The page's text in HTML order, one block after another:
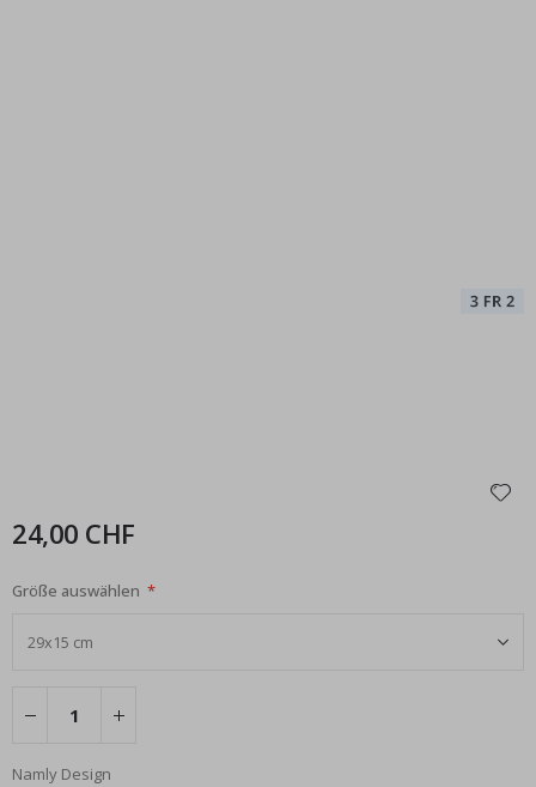
24,00 CHF
Größe auswählen
Namly Design